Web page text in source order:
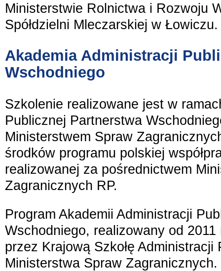
Ministerstwie Rolnictwa i Rozwoju
Spółdzielni Mleczarskiej w Łowiczu.
Akademia Administracji
Wschodniego
Szkolenie realizowane jest w
Publicznej Partnerstwa
Ministerstwem Spraw
środków programu polskiej
realizowanej za pośrednictwem
Zagranicznych RP.
Program Akademii Administracji
Wschodniego, realizowany od 2011
przez Krajową Szkołę
Ministerstwa Spraw